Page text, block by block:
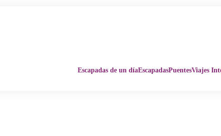
Escapadas de un díaEscapadasPuentesViajes